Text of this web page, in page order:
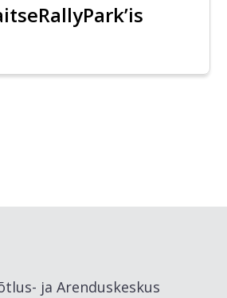
ja Arenduskeskus